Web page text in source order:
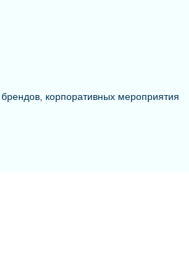
корпоративных мероприятия